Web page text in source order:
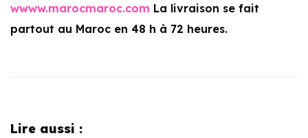
wwww.marocmaroc.com La livraison se fait
partout au Maroc en 48 h à 72 heures.
Lire aussi :